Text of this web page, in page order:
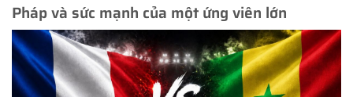
Pháp và sức mạnh của một ứng viên lớn